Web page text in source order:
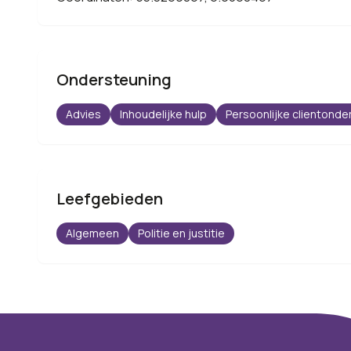
Ondersteuning
Advies Inhoudelijke hulp Persoonlijke
Leefgebieden
Algemeen Politie en justitie